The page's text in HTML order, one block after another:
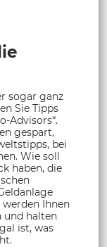
sogar ganz
Sie Tipps
Advisors“.
gespart,
bei
Wie soll
haben, die
werden Ihnen
und halten
ist, was